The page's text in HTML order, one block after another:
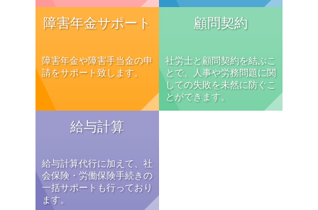
障害年金サポート
障害年金や障害手当金の申
請をサポート致します。
顧問契約
社労士と顧問契約を結ぶこ
とで、人事や労務問題に関
しての失敗を未然に防ぐこ
とができます。
給与計算
給与計算代行に加えて、社
会保険・労働保険手続きの
一括サポートも行っており
ます。